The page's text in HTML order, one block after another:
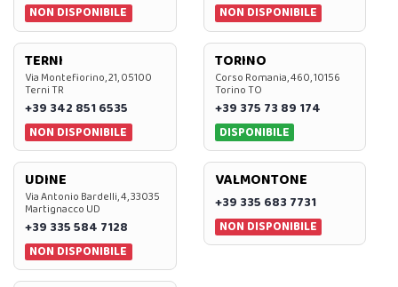
NON DISPONIBILE
NON DISPONIBILE
TERNI
Via Montefiorino, 21, 05100
Terni TR
+39 342 851 6535
NON DISPONIBILE
TORINO
Corso Romania, 460, 10156
Torino TO
+39 375 73 89 174
DISPONIBILE
UDINE
Via Antonio Bardelli, 4, 33035
Martignacco UD
+39 335 584 7128
NON DISPONIBILE
VALMONTONE
+39 335 683 7731
NON DISPONIBILE